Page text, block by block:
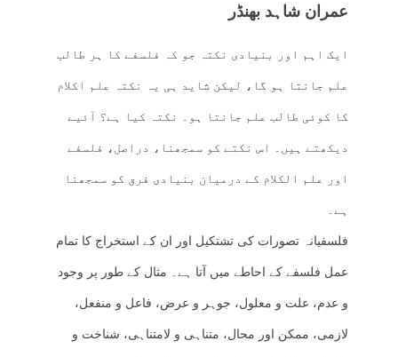
عمران شاہد بھنڈر
ایک اہم اور بنیادی نکتہ جو کہ فلسفے کا ہر طالب
علم جانتا ہو گا، لیکن شاید ہی یہ نکتہ علم اکلام
کا کوئی طالب علم جانتا ہو۔ نکتہ کیا ہے؟ آئیے
دیکھتے ہیں۔ اس نکتے کو سمجھنا، دراصل، فلسفے
اور علم الکلام کے درمیان بنیادی فرق کو سمجھنا
ہے۔
فلسفیانہ تصورات کی تشتکیل اور ان کے استخراج کا تمام
عمل فلسفے کے احاطے میں آتا ہے۔ مثال کے طور پر وجود
و عدم، علت و معلول، جوہر و عرض، فاعل و منفعل،
لازمی، ممکن اور محال، متناہی و لامتناہی، شناخت و